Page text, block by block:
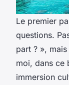
Le premier
questions.
part ? »,
moi, dans ce
immersion